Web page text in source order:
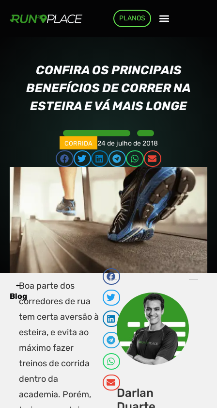
PLANOS
CONFIRA OS PRINCIPAIS
BENEFÍCIOS DE CORRER NA
ESTEIRA E VÁ MAIS LONGE
CORRIDA 24 de julho de 2018
←
Blog
Boa parte dos
corredores de rua
tem certa aversão à
esteira, e evita ao
máximo fazer
treinos de corrida
dentro da
academia. Porém,
Darlan